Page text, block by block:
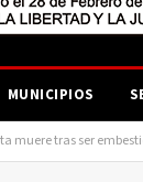
MUNICIPIOS
muere tras ser